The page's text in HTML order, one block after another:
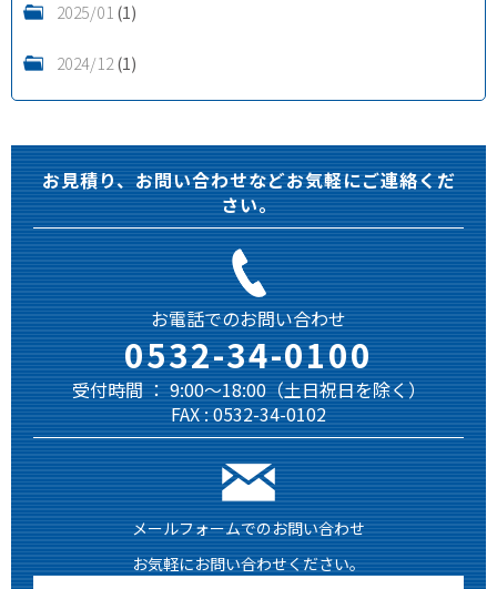
2025/01(1)
2024/12(1)
お見積り、お問い合わせなどお気軽にご連絡くだ
さい。
お電話でのお問い合わせ
0532-34-0100
受付時間 ： 9:00～18:00（土日祝日を除く）
FAX : 0532-34-0102
メールフォームでのお問い合わせ
お気軽にお問い合わせください。